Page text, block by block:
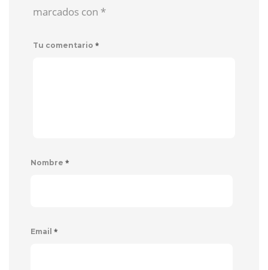
marcados con *
Tu comentario *
Nombre *
Email *